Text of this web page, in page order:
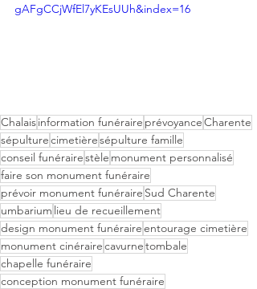
gAFgCCjWfEl7yKEsUUh&index=16
Chalaisinformation funéraire prévoyanceCharente
sépulturecimetièresépulture famille
conseil funérairestèle monument personnalisé
faire son monument funéraire
prévoir monument funéraire Sud Charente
umbarium lieu de recueillement
design monument funéraireentourage cimetière
monument cinérairecavurnetombale
chapelle funéraire
conception monument funéraire